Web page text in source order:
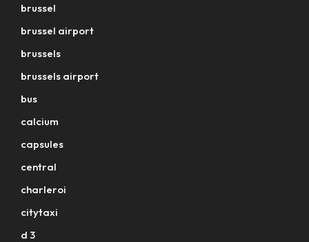
brussel
brussel airport
brussels
brussels airport
bus
calcium
capsules
central
charleroi
citytaxi
d 3